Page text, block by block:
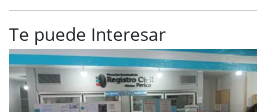
Te puede Interesar